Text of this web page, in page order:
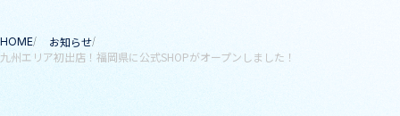
サイト内の現在地
HOME
お知らせ
九州エリア初出店！福岡県に公式SHOPがオープンしました！